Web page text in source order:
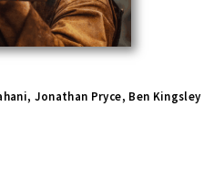
Jonathan Pryce, Ben Kingsley